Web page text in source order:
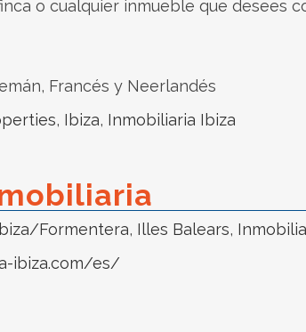
o cualquier inmueble que desees
Francés y Neerlandés
, Ibiza, Inmobiliaria Ibiza
Formentera, Illes Balears,
ibiza.com/es/